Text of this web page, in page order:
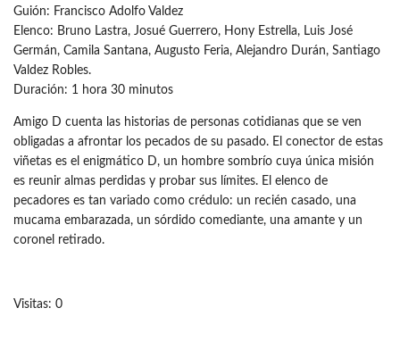
Guión: Francisco Adolfo Valdez
Elenco: Bruno Lastra, Josué Guerrero, Hony Estrella, Luis José
Germán, Camila Santana, Augusto Feria, Alejandro Durán, Santiago
Valdez Robles.
Duración: 1 hora 30 minutos
Amigo D cuenta las historias de personas cotidianas que se ven
obligadas a afrontar los pecados de su pasado. El conector de estas
viñetas es el enigmático D, un hombre sombrío cuya única misión
es reunir almas perdidas y probar sus límites. El elenco de
pecadores es tan variado como crédulo: un recién casado, una
mucama embarazada, un sórdido comediante, una amante y un
coronel retirado.
Visitas: 0